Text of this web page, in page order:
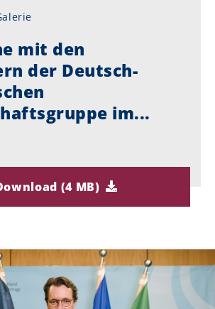
mit den
der Deutsch-
im...
(4 MB)